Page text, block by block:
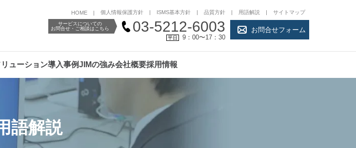
HOME 個人情報保護方針 ISMS基本方針 品質方針 用語解説 サイトマップ
サービスについての
お問合せ・ご相談はこちら
03-5212-6003
平日 9：00〜17：30
お問合せフォーム
リューション導入事例JIMの強み会社概要採用情報
語解説